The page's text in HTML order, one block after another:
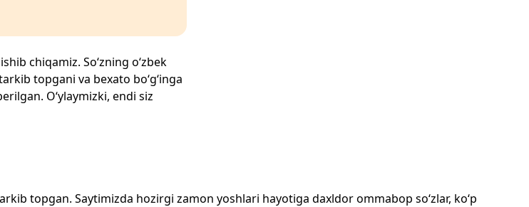
chiqamiz. So‘zning o‘zbek
topgani va bexato bo‘g‘inga
O‘ylaymizki, endi siz
topgan. Saytimizda hozirgi zamon yoshlari hayotiga daxldor ommabop so‘zlar, ko‘p